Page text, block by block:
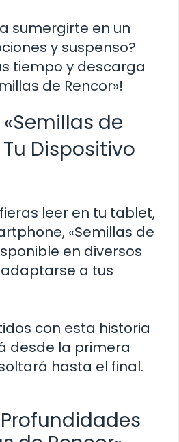
sumergirte en un
y suspenso?
tiempo y descarga
de Rencor»!
de
Dispositivo
leer en tu tablet,
«Semillas de
en diversos
a tus
con esta historia
desde la primera
hasta el final.